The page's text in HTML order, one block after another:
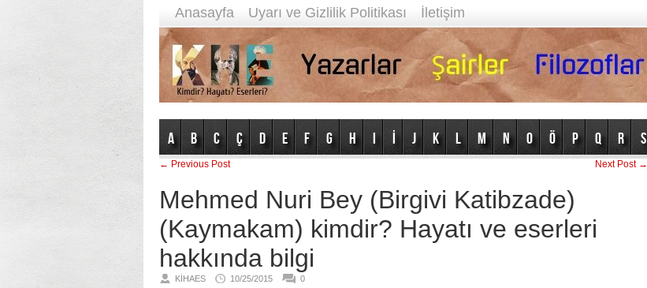
Anasayfa Uyarı ve Gizlilik Politikası İletişim
A B C Ç D E F G H I İ J K L M N O Ö P Q R S
← Previous Post Next Post →
Mehmed Nuri Bey (Birgivi Katibzade)
(Kaymakam) kimdir? Hayatı ve eserleri
hakkında bilgi
KIHAES 10/25/2015 0